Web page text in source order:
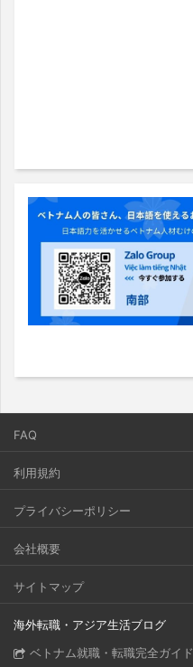
FAQ
利用規約
プライバシーポリシー
会社概要
サイトマップ
海外転職・アジア生活ブログ
ベトナム就職・転職完全ガイド